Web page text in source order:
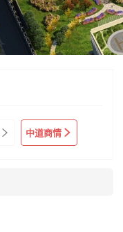
 中道商情 